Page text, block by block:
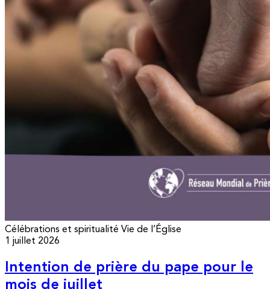
Célébrations et spiritualité Vie de l’Église
1 juillet 2026
Intention de prière du pape pour le
mois de juillet